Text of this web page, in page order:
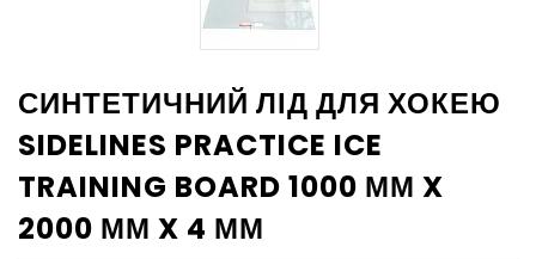
СИНТЕТИЧНИЙ ЛІД ДЛЯ ХОКЕЮ
SIDELINES PRACTICE ICE
TRAINING BOARD 1000 ММ X
2000 ММ X 4 ММ